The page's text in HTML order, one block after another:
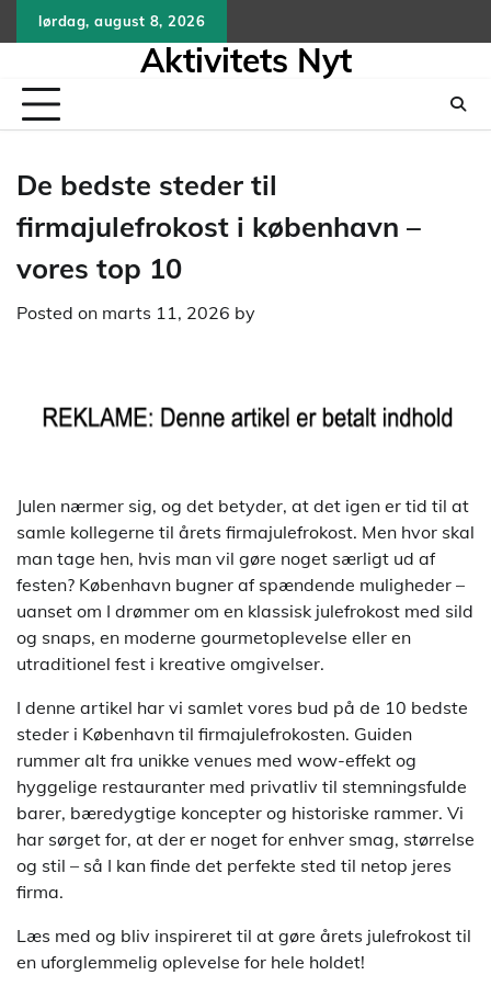
to
lørdag, august 8, 2026
Aktivitets Nyt
De bedste steder til
firmajulefrokost i københavn –
vores top 10
Posted on marts 11, 2026 by
Julen nærmer sig, og det betyder, at det igen er tid til at
samle kollegerne til årets firmajulefrokost. Men hvor skal
man tage hen, hvis man vil gøre noget særligt ud af
festen? København bugner af spændende muligheder –
uanset om I drømmer om en klassisk julefrokost med sild
og snaps, en moderne gourmetoplevelse eller en
utraditionel fest i kreative omgivelser.
I denne artikel har vi samlet vores bud på de 10 bedste
steder i København til firmajulefrokosten. Guiden
rummer alt fra unikke venues med wow-effekt og
hyggelige restauranter med privatliv til stemningsfulde
barer, bæredygtige koncepter og historiske rammer. Vi
har sørget for, at der er noget for enhver smag, størrelse
og stil – så I kan finde det perfekte sted til netop jeres
firma.
Læs med og bliv inspireret til at gøre årets julefrokost til
en uforglemmelig oplevelse for hele holdet!